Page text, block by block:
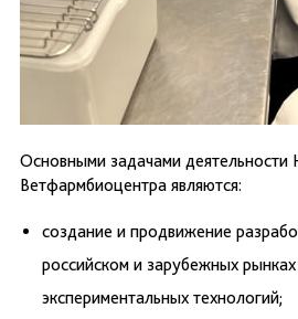
Основными задачами
Ветфармбиоцентра являются:
создание и продвижение
российском и зарубежных
экспериментальных технологий;